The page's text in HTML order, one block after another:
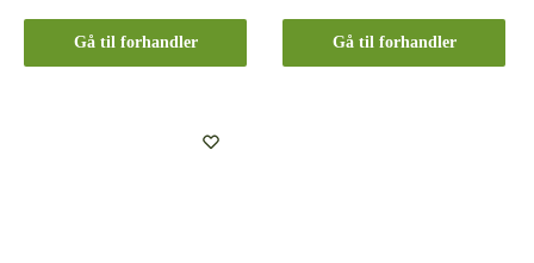
Gå til forhandler Gå til forhandler